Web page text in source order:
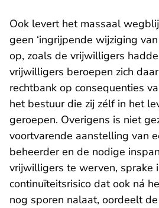
Ook levert het massaal
geen ‘ingrijpende wijziging
op, zoals de vrijwilligers
vrijwilligers beroepen zich
rechtbank op consequenties
het bestuur die zij zélf in het
geroepen. Overigens is niet
voortvarende aanstelling van
beheerder en de nodige
vrijwilligers te werven, sprake
continuïteitsrisico dat ook ná
nog sporen nalaat, oordeelt